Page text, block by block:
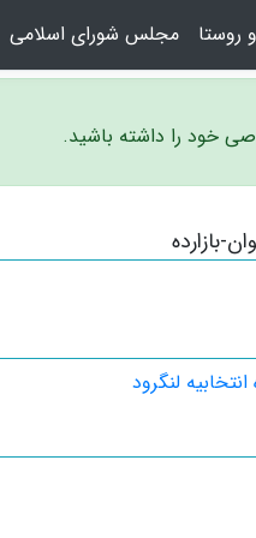
روستا مجلس شورای اسلامی
خود را داشته باشید.
بازارده
لنگرود